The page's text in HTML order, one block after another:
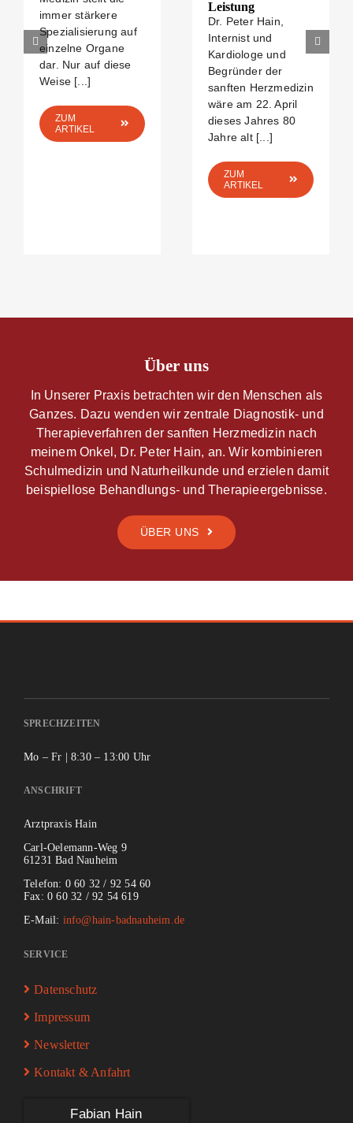
immer stärkere
Spezialisierung auf
einzelne Organe
dar. Nur auf diese
Weise [...]
ZUM
ARTIKEL
Leistung
Dr. Peter Hain,
Internist und
Kardiologe und
Begründer der
sanften Herzmedizin
wäre am 22. April
dieses Jahres 80
Jahre alt [...]
ZUM
ARTIKEL
Über uns
In Unserer Praxis betrachten wir den Menschen als
Ganzes. Dazu wenden wir zentrale Diagnostik- und
Therapieverfahren der sanften Herzmedizin nach
meinem Onkel, Dr. Peter Hain, an. Wir kombinieren
Schulmedizin und Naturheilkunde und erzielen damit
beispiellose Behandlungs- und Therapieergebnisse.
ÜBER UNS
SPRECHZEITEN
Mo – Fr | 8:30 – 13:00 Uhr
ANSCHRIFT
Arztpraxis Hain
Carl-Oelemann-Weg 9
61231 Bad Nauheim
Telefon: 0 60 32 / 92 54 60
Fax: 0 60 32 / 92 54 619
E-Mail: info@hain-badnauheim.de
SERVICE
Datenschutz
Impressum
Newsletter
Kontakt & Anfahrt
Fabian Hain